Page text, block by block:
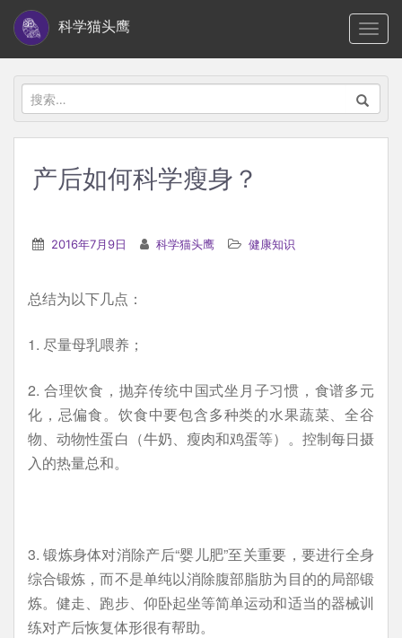
i
科学猫头鹰
搜
索：
产后如何科学瘦身？
2016年7月9日 科学猫头鹰 健康知识
总结为以下几点：
1. 尽量母乳喂养；
2. 合理饮食，抛弃传统中国式坐月子习惯，食谱多元
化，忌偏食。饮食中要包含多种类的水果蔬菜、全谷
物、动物性蛋白（牛奶、瘦肉和鸡蛋等）。控制每日摄
入的热量总和。
3. 锻炼身体对消除产后“婴儿肥”至关重要，要进行全身
综合锻炼，而不是单纯以消除腹部脂肪为目的的局部锻
炼。健走、跑步、仰卧起坐等简单运动和适当的器械训
练对产后恢复体形很有帮助。